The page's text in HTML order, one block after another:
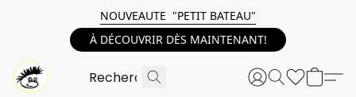
NOUVEAUTE "PETIT BATEAU"
À DÉCOUVRIR DÈS MAINTENANT!